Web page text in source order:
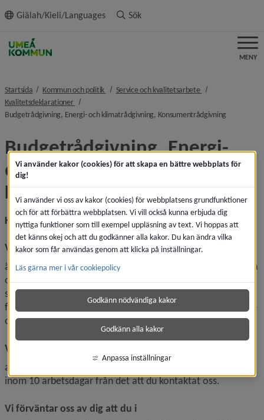
innehållet
Giälah/Kieli/Languages Sök
MENY
Startsida Kommun och politik nivå i brödsmulenavigeringen
Service och kvalitetsarbete nivå i
Kvalitetsdeklarationer nivå i brödsmulenavigeringen
Budgetrådgivning, Energi- och klimatrådgivning, Konsumentrådgivningnivå i
Budgetrådgivning, Energi-
och klimatrådgivning,
Konsumentrådgivning
Kvalitetsdeklaration
Vår ambition
är att du ska kunna göra långsiktiga och hållbara val. Du ska
också få korrekta upplysningar om dina rättigheter och
skyldigheter som konsument. Vi ger även råd i ekonomiska
frågor om budgetrådgivning och skuldsanering samt energi-
och klimatrådgivning.
Vi lovar
att du som söker rådgivning ska få en påbörjad rådgivning
inom 10 arbetsdagar från det att du kontaktat oss.
Vi förväntar oss av dig att du i
Vi använder kakor (cookies) för att skapa en bättre webbplats för
dig!
Vi använder vi oss av kakor (cookies) för webbplatsens grundfunktioner
och för att förbättra webbplatsen. Vi vill också kunna erbjuda dig
nyttiga funktioner som till exempel uppläsning av text. Vi hoppas att
det känns okej och att du godkänner alla kakor. Du kan ändra vilka
kakor som får användas genom att klicka på inställningar.
Läs gärna mer i vår cookiepolicy
Godkänn nödvändiga kakor
Godkänn alla kakor
Anpassa inställningar